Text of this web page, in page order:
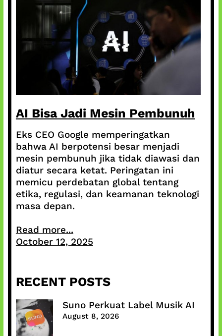
AI Bisa Jadi Mesin Pembunuh
Eks CEO Google memperingatkan
bahwa AI berpotensi besar menjadi
mesin pembunuh jika tidak diawasi dan
diatur secara ketat. Peringatan ini
memicu perdebatan global tentang
etika, regulasi, dan keamanan teknologi
masa depan.
Read more...
October 12, 2025
RECENT POSTS
Suno Perkuat Label Musik AI
August 8, 2026